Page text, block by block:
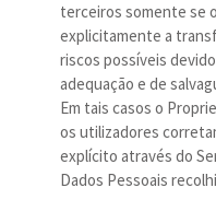
terceiros somente se
explicitamente a
riscos possíveis
adequação e de
Em tais casos o
os utilizadores
explícito através do
Dados Pessoais